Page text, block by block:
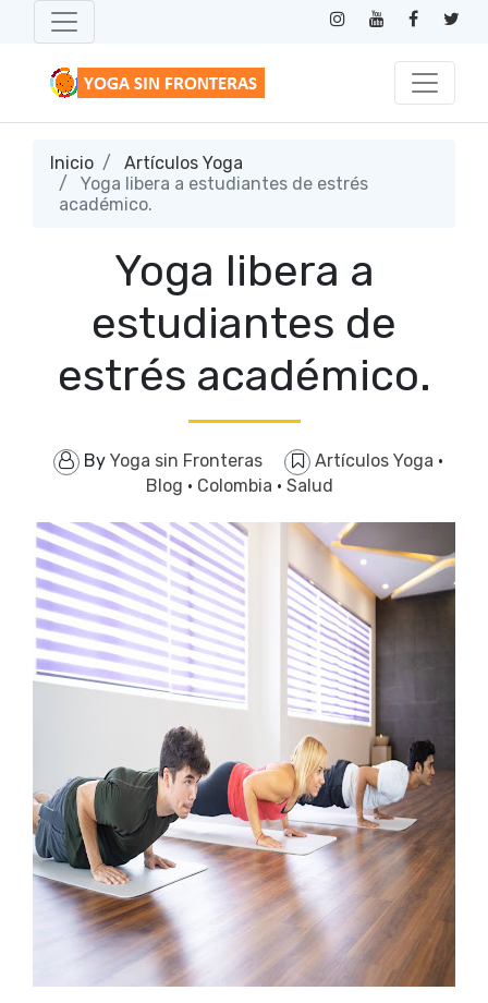
Inicio
Artículos Yoga
Yoga libera a estudiantes de estrés
académico.
Yoga libera a
estudiantes de
estrés académico.
By Yoga sin Fronteras Artículos Yoga ·
Blog · Colombia · Salud